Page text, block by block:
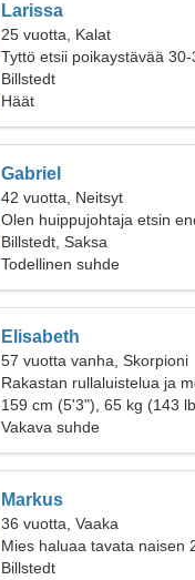
Larissa
25 vuotta, Kalat
Tyttö etsii poikaystävää 30-
Billstedt
Häät
Gabriel
42 vuotta, Neitsyt
Olen huippujohtaja etsin
Billstedt, Saksa
Todellinen suhde
Elisabeth
57 vuotta vanha, Skorpioni
Rakastan rullaluistelua ja
159 cm (5'3"), 65 kg (143
Vakava suhde
Markus
36 vuotta, Vaaka
Mies haluaa tavata naisen
Billstedt